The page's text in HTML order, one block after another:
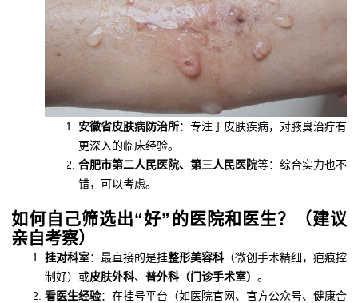
安徽省皮肤病防治所：专注于皮肤疾病，对腋臭治疗有
更深入的临床经验。
合肥市第二人民医院、第三人民医院等：综合实力也不
错，可以考虑。
如何自己筛选出“好”的医院和医生？（建议
亲自考察）
挂对科室：最直接的是挂整形美容科 （微创手术精细，疤痕控
制好）或皮肤外科、 普外科（门诊手术室） 。
看医生经验：在挂号平台（如医院官网、官方公众号、健康合